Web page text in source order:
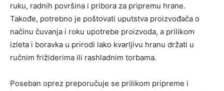
ruku, radnih površina i pribora za pripremu hrane.
Takođe, potrebno je poštovati uputstva proizvođača o
načinu čuvanja i roku upotrebe proizvoda, a prilikom
izleta i boravka u prirodi lako kvarljivu hranu držati u
ručnim frižiderima ili rashladnim torbama.
Poseban oprez preporučuje se prilikom pripreme i